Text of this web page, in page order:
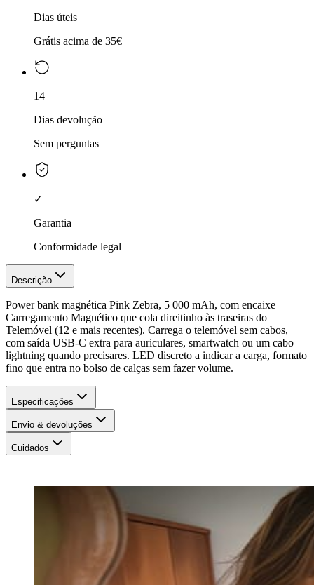
Dias úteis
Grátis acima de 35€
14
Dias devolução
Sem perguntas
✓
Garantia
Conformidade legal
Descrição
Power bank magnética Pink Zebra, 5 000 mAh, com encaixe
Carregamento Magnético que cola direitinho às traseiras do
Telemóvel (12 e mais recentes). Carrega o telemóvel sem cabos,
com saída USB-C extra para auriculares, smartwatch ou um cabo
lightning quando precisares. LED discreto a indicar a carga, formato
fino que entra no bolso de calças sem fazer volume.
Especificações
Envio & devoluções
Cuidados